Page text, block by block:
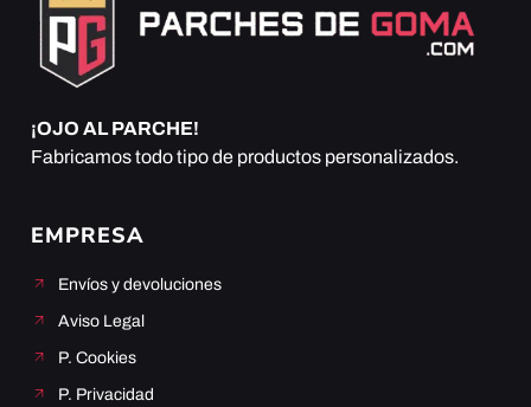
¡OJO AL PARCHE!
Fabricamos todo tipo de productos personalizados.
EMPRESA
Envíos y devoluciones
Aviso Legal
P. Cookies
P. Privacidad